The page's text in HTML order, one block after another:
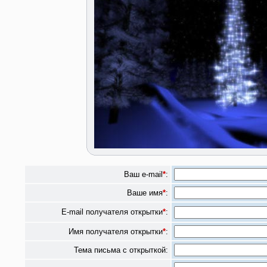
Ваш e-mail *:
Ваше имя*:
E-mail получателя открытки*:
Имя получателя открытки*:
Тема письма с открыткой: